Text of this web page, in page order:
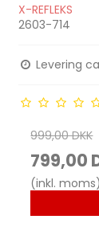
X-REFLEKS
2603-714
Levering
999,00 DKK
799,00
(inkl. moms)